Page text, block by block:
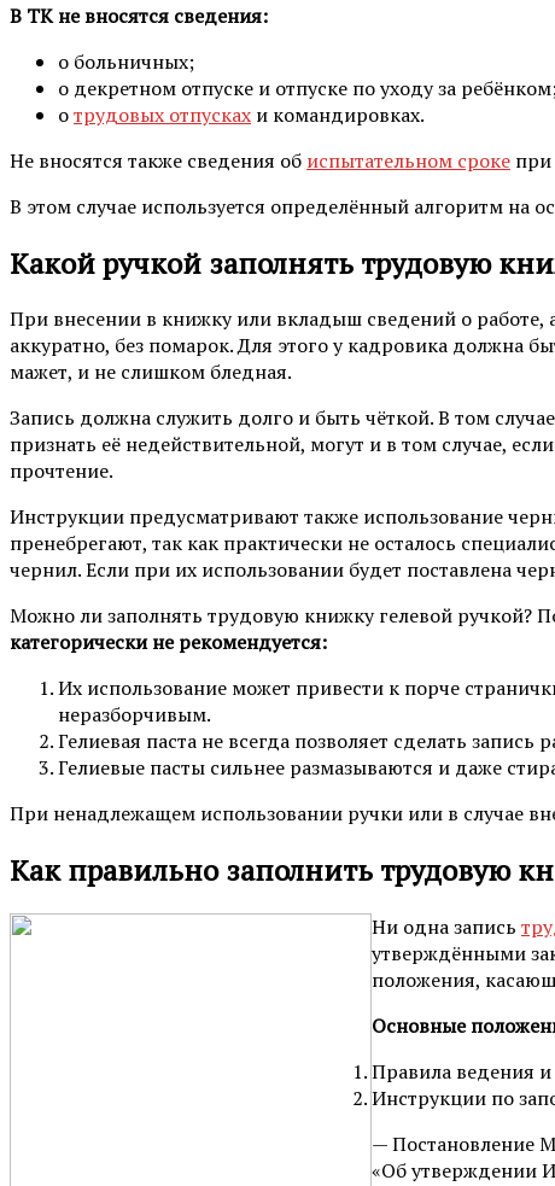
В ТК не вносятся сведения:
о больничных;
о декретном отпуске и отпуске по уходу за
отрудовых отпусках и командировках.
Не вносятся также сведения об испытательном сроке при
В этом случае используется определённый алгоритм на
Какой ручкой заполнять трудовую
При внесении в книжку или вкладыш сведений о работе,
аккуратно, без помарок. Для этого у кадровика должна
мажет, и не слишком бледная.
Запись должна служить долго и быть чёткой. В том
признать её недействительной, могут и в том случае,
прочтение.
Инструкции предусматривают также использование
пренебрегают, так как практически не осталось
чернил. Если при их использовании будет поставлена
Можно ли заполнять трудовую книжку гелевой ручкой?
категорически не рекомендуется:
Их использование может привести к порче
неразборчивым.
Гелиевая паста не всегда позволяет сделать
Гелиевые пасты сильнее размазываются и даже
При ненадлежащем использовании ручки или в случае
Как правильно заполнить трудовую
Ни одна запись
утверждёнными
положения,
Основные
Правила ведения
Инструкции по
— Постановление
«Об утверждении